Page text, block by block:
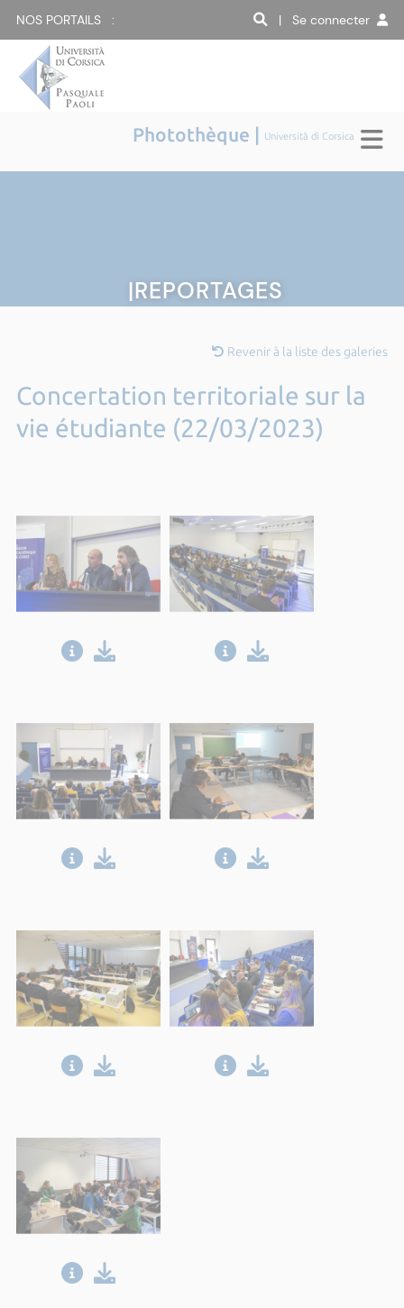
NOS PORTAILS : | Se connecter
Photothèque | Università di Corsica
|REPORTAGES
Revenir à la liste des galeries
Concertation territoriale sur la
vie étudiante (22/03/2023)